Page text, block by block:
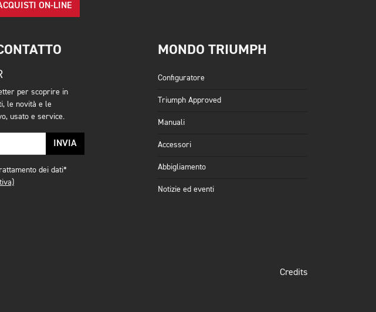
ON-LINE
per scoprire in
le novità e le
usato e service.
INVIA
dei dati*
MONDO TRIUMPH
Configuratore
Triumph Approved
Manuali
Accessori
Abbigliamento
Notizie ed eventi
Credits